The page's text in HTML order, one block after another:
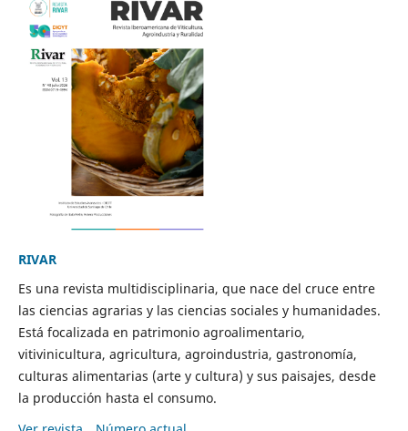
RIVAR
Es una revista multidisciplinaria, que nace del cruce entre
las ciencias agrarias y las ciencias sociales y humanidades.
Está focalizada en patrimonio agroalimentario,
vitivinicultura, agricultura, agroindustria, gastronomía,
culturas alimentarias (arte y cultura) y sus paisajes, desde
la producción hasta el consumo.